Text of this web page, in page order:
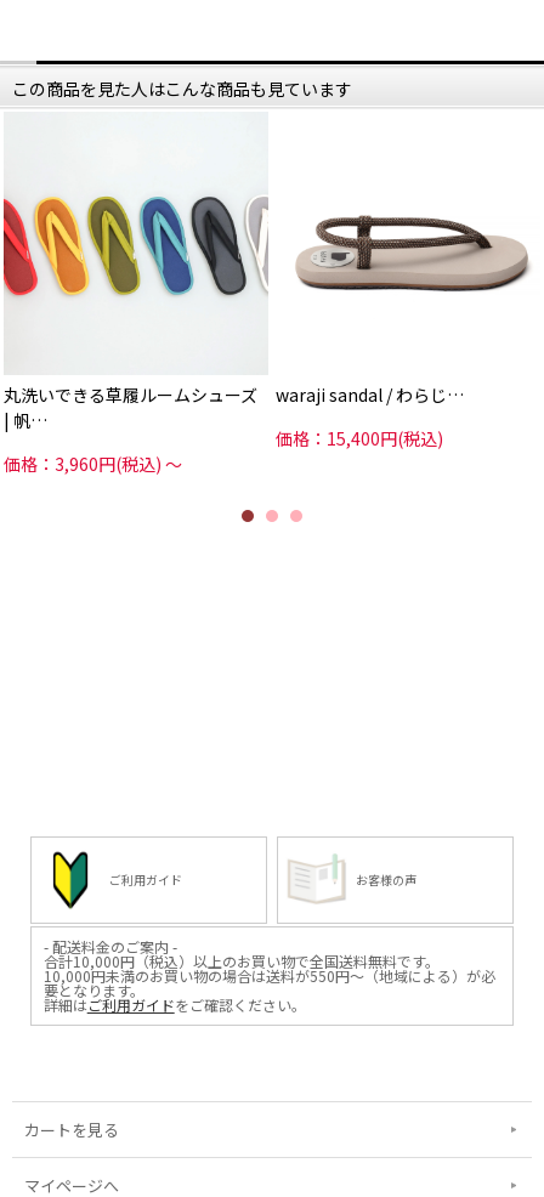
この商品を見た人はこんな商品も見ています
丸洗いできる草履ルームシューズ
| 帆…
価格：3,960円(税込)～
waraji sandal / わらじ…
価格：15,400円(税込)
ご利用ガイド お客様の声
- 配送料金のご案内 -
合計10,000円（税込）以上のお買い物で全国送料無料です。
10,000円未満のお買い物の場合は送料が550円～（地域による）が必
要となります。
詳細はご利用ガイドをご確認ください。
カートを見る
マイページへ